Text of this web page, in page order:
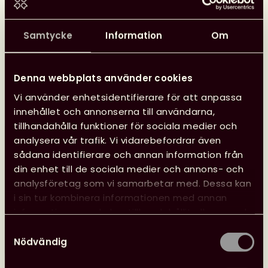
Samtycke Information Om
Denna webbplats använder cookies
Vi använder enhetsidentifierare för att anpassa
innehållet och annonserna till användarna,
tillhandahålla funktioner för sociala medier och
analysera vår trafik. Vi vidarebefordrar även
sådana identifierare och annan information från
din enhet till de sociala medier och annons- och
analysföretag som vi samarbetar med. Dessa kan
i sin tur kombinera informationen med annan
information som du har tillhandahållit eller som de
Nödvändig
sommar
önskar
kansliet
24 juni, 2026
Nyheter Svensk biblioteksförenings utmärkelser